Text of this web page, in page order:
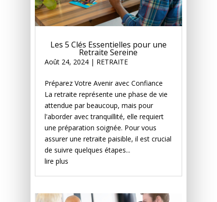
Les 5 Clés Essentielles pour une
Retraite Sereine
Août 24, 2024 | RETRAITE
Préparez Votre Avenir avec Confiance
La retraite représente une phase de vie
attendue par beaucoup, mais pour
l'aborder avec tranquillité, elle requiert
une préparation soignée. Pour vous
assurer une retraite paisible, il est crucial
de suivre quelques étapes...
lire plus